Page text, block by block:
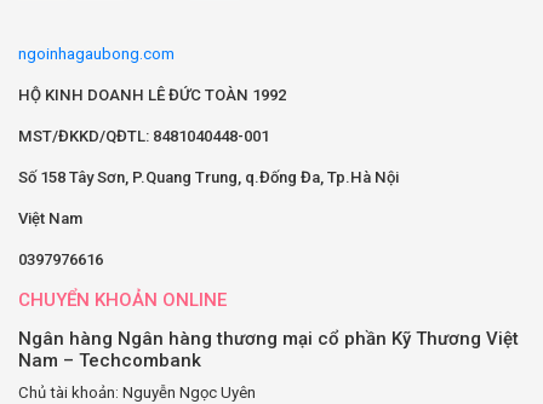
ngoinhagaubong.com
HỘ KINH DOANH LÊ ĐỨC TOÀN 1992
MST/ĐKKD/QĐTL: 8481040448-001
Số 158 Tây Sơn, P.Quang Trung, q.Đống Đa, Tp.Hà Nội
Việt Nam
0397976616
CHUYỂN KHOẢN ONLINE
Ngân hàng Ngân hàng thương mại cổ phần Kỹ Thương Việt
Nam – Techcombank
Chủ tài khoản: Nguyễn Ngọc Uyên